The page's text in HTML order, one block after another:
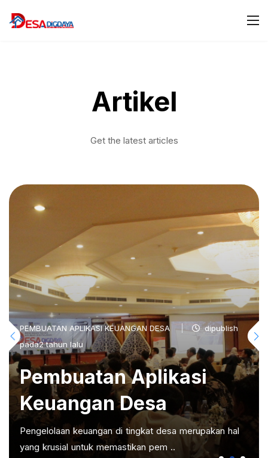
Artikel
Get the latest articles
PEMBUATAN APLIKASI KEUANGAN DESA
dipublish
pada2 tahun lalu
Pembuatan Aplikasi
Keuangan Desa
Pengelolaan keuangan di tingkat desa merupakan hal
yang krusial untuk memastikan pem ..